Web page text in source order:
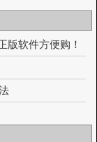
版软件方便购！